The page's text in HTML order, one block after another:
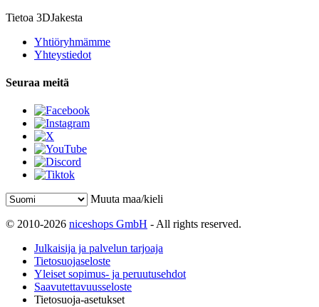
Tietoa 3DJakesta
Yhtiöryhmämme
Yhteystiedot
Seuraa meitä
Muuta maa/kieli
© 2010-2026 niceshops GmbH - All rights reserved.
Julkaisija ja palvelun tarjoaja
Tietosuojaseloste
Yleiset sopimus- ja peruutusehdot
Saavutettavuusseloste
Tietosuoja-asetukset